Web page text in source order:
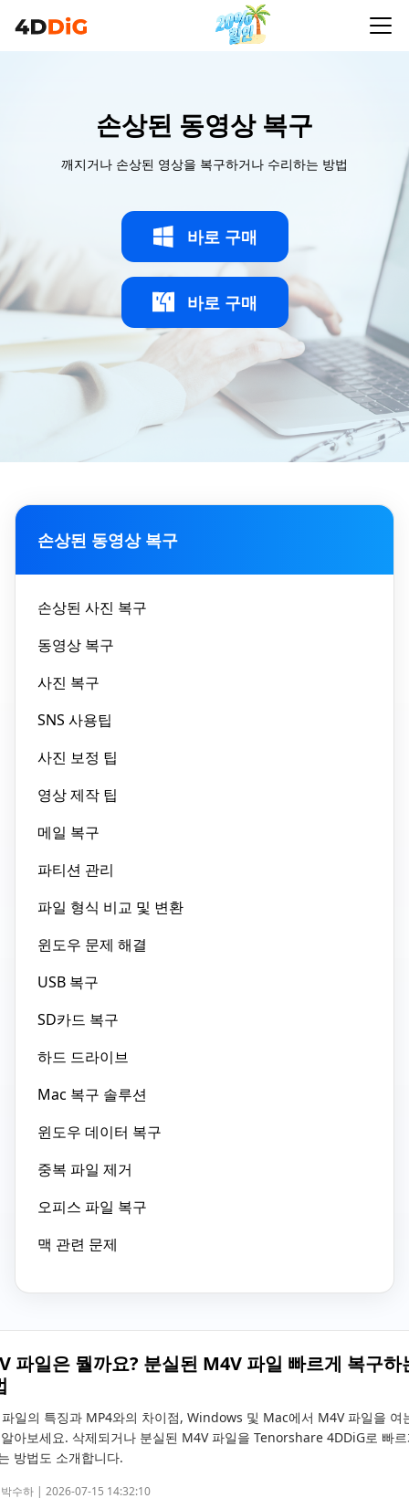
손상된 동영상 복구
깨지거나 손상된 영상을 복구하거나 수리하는 방법
바로 구매
바로 구매
손상된 동영상 복구
손상된 사진 복구
동영상 복구
사진 복구
SNS 사용팁
사진 보정 팁
영상 제작 팁
메일 복구
파티션 관리
파일 형식 비교 및 변환
윈도우 문제 해결
USB 복구
SD카드 복구
하드 드라이브
Mac 복구 솔루션
윈도우 데이터 복구
중복 파일 제거
오피스 파일 복구
맥 관련 문제
파일은 뭘까요? 분실된 M4V 파일 빠르게 복구하
일의 특징과 MP4와의 차이점, Windows 및 Mac에서 M4V 파일을 여
아보세요. 삭제되거나 분실된 M4V 파일을 Tenorshare 4DDiG로 빠
방법도 소개합니다.
박수하 | 2026-07-15 14:32:10